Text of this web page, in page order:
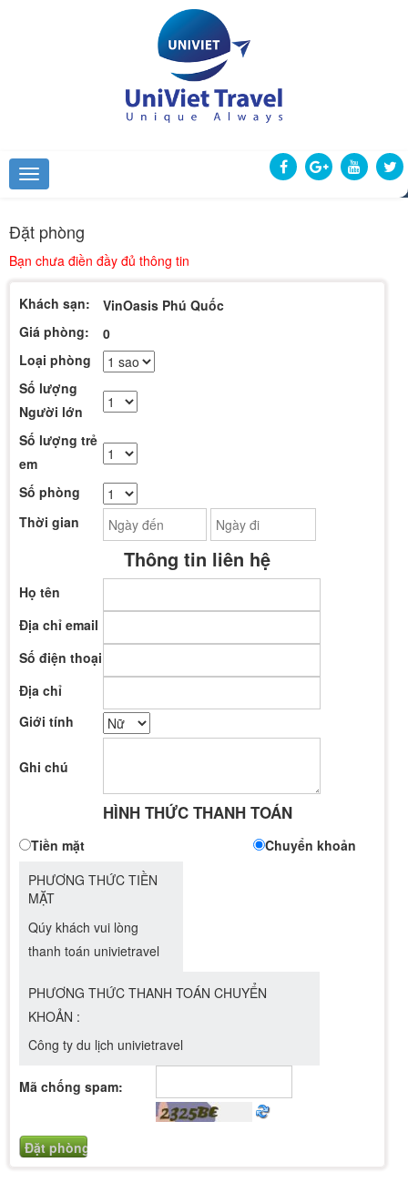
Đặt phòng
Bạn chưa điền đầy đủ thông tin
Khách sạn:
VinOasis Phú Quốc
Giá phòng:
0
Loại phòng
Số lượng
Người lớn
Số lượng trẻ
em
Số phòng
Thời gian
Thông tin liên hệ
Họ tên
Địa chỉ email
Số điện thoại
Địa chỉ
Giới tính
Ghi chú
HÌNH THỨC THANH TOÁN
Tiền mặt
Chuyển khoản
PHƯƠNG THỨC TIỀN
MẶT
Qúy khách vui lòng
thanh toán univietravel
PHƯƠNG THỨC THANH TOÁN CHUYỂN
KHOẢN :
Công ty du lịch univietravel
Mã chống spam: